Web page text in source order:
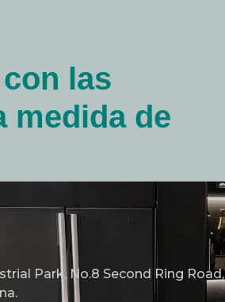
las
medida de
Park, No.8 Second Ring Road,